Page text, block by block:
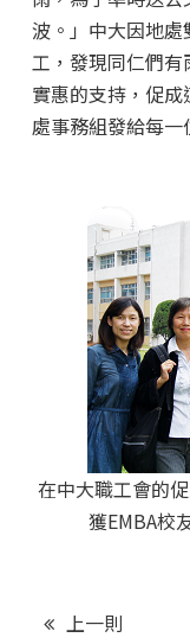
波。」中大因地
工，發現同仁們
實惠的支持，促
處事務組發給每一
在中大職工會的
獲EMBA校
上一則